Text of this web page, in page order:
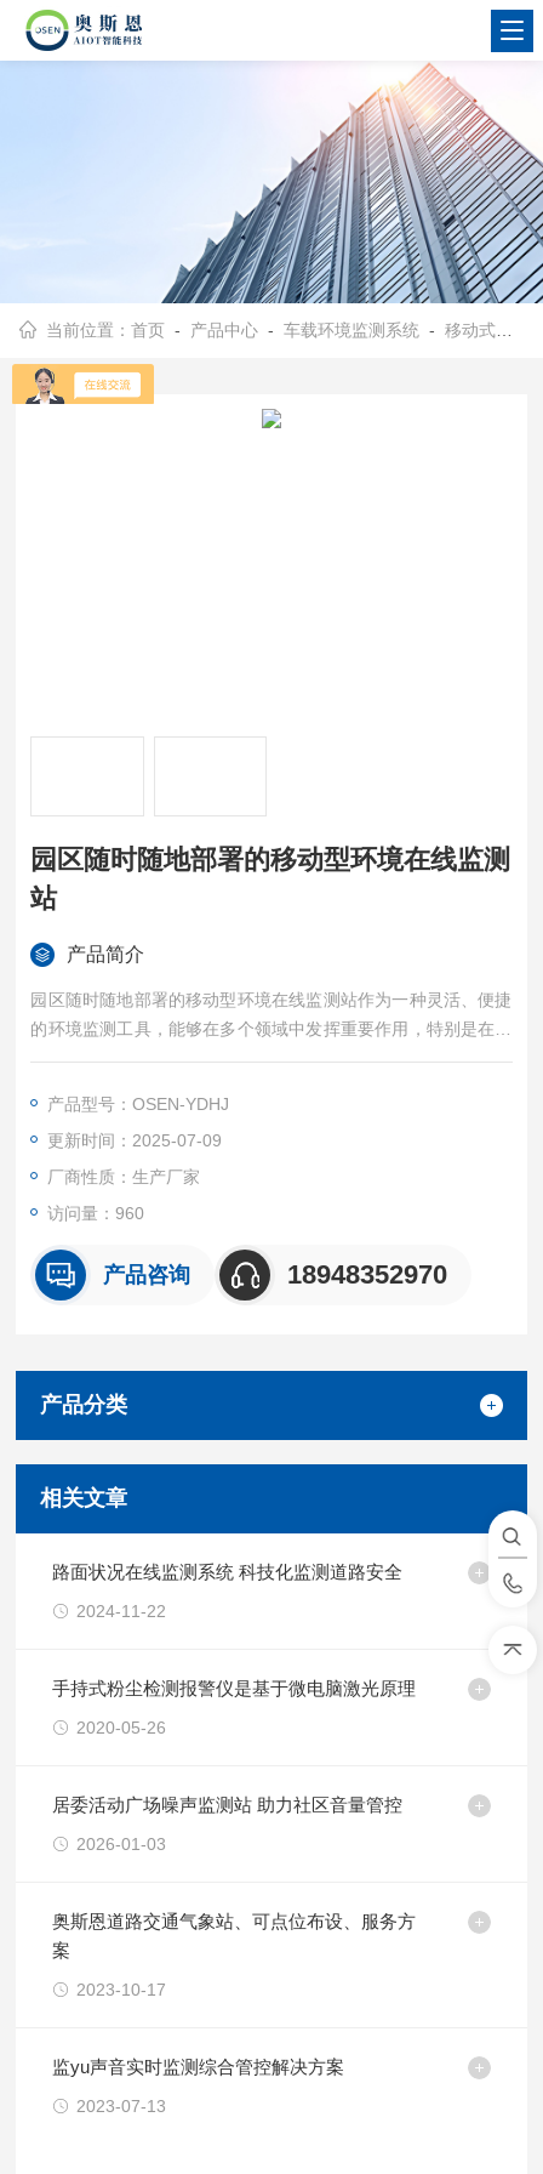
当前位置：首页 - 产品中心 -车载环境监测系统 -移动式环境监测仪
园区随时随地部署的移动型环境在线监测
站
产品简介
园区随时随地部署的移动型环境在线监测站作为一种灵活、便捷
的环境监测工具，能够在多个领域中发挥重要作用，特别是在应
急响应、城市空气质量监测和工业环境监管等方面。
产品型号：OSEN-YDHJ
更新时间：2025-07-09
厂商性质：生产厂家
访问量：960
产品咨询 18948352970
产品分类
相关文章
路面状况在线监测系统 科技化监测道路安全
2024-11-22
手持式粉尘检测报警仪是基于微电脑激光原理
2020-05-26
居委活动广场噪声监测站 助力社区音量管控
2026-01-03
奥斯恩道路交通气象站、可点位布设、服务方
案
2023-10-17
监yu声音实时监测综合管控解决方案
2023-07-13